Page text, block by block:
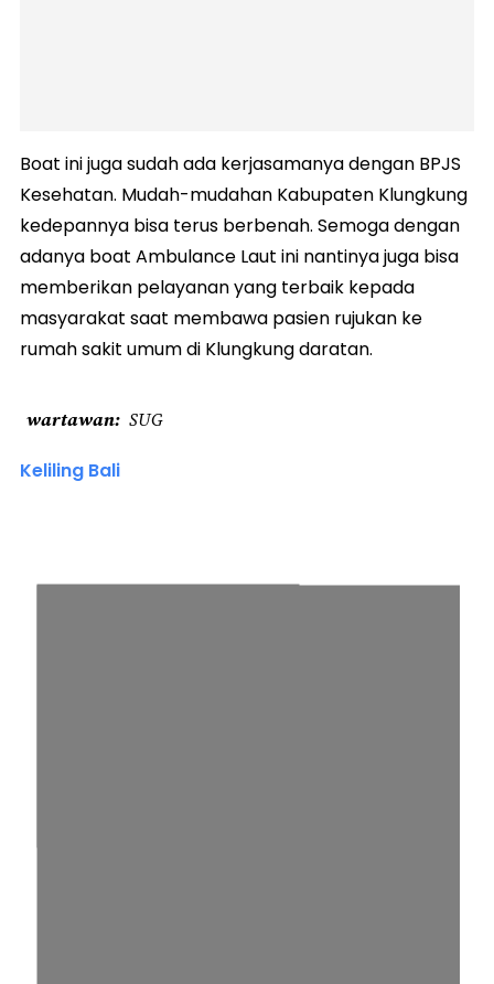
Boat ini juga sudah ada kerjasamanya dengan BPJS
Kesehatan. Mudah-mudahan Kabupaten Klungkung
kedepannya bisa terus berbenah. Semoga dengan
adanya boat Ambulance Laut ini nantinya juga bisa
memberikan pelayanan yang terbaik kepada
masyarakat saat membawa pasien rujukan ke
rumah sakit umum di Klungkung daratan.
wartawan SUG
Keliling Bali